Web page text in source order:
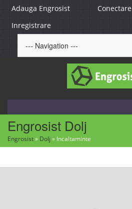
Adauga Engrosist
Conectare
Inregistrare
Engrosist Dolj
Engrosist» Dolj » Incaltaminte